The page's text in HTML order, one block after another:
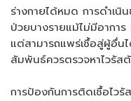
ร่างกายได้หมด การดำเนิน
ป่วยบางรายแม้ไม่มีอากา
แต่สามารถแพร่เชื้อสู่ผู้อื่
สัมพันธ์ควรตรวจหาไวรัส
การป้องกันการติดเชื้อไ